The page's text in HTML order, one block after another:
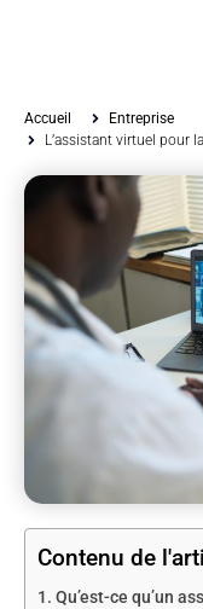
Accueil
Entreprise
L’assistant virtuel pour
Contenu de
Qu’est-ce qu’un